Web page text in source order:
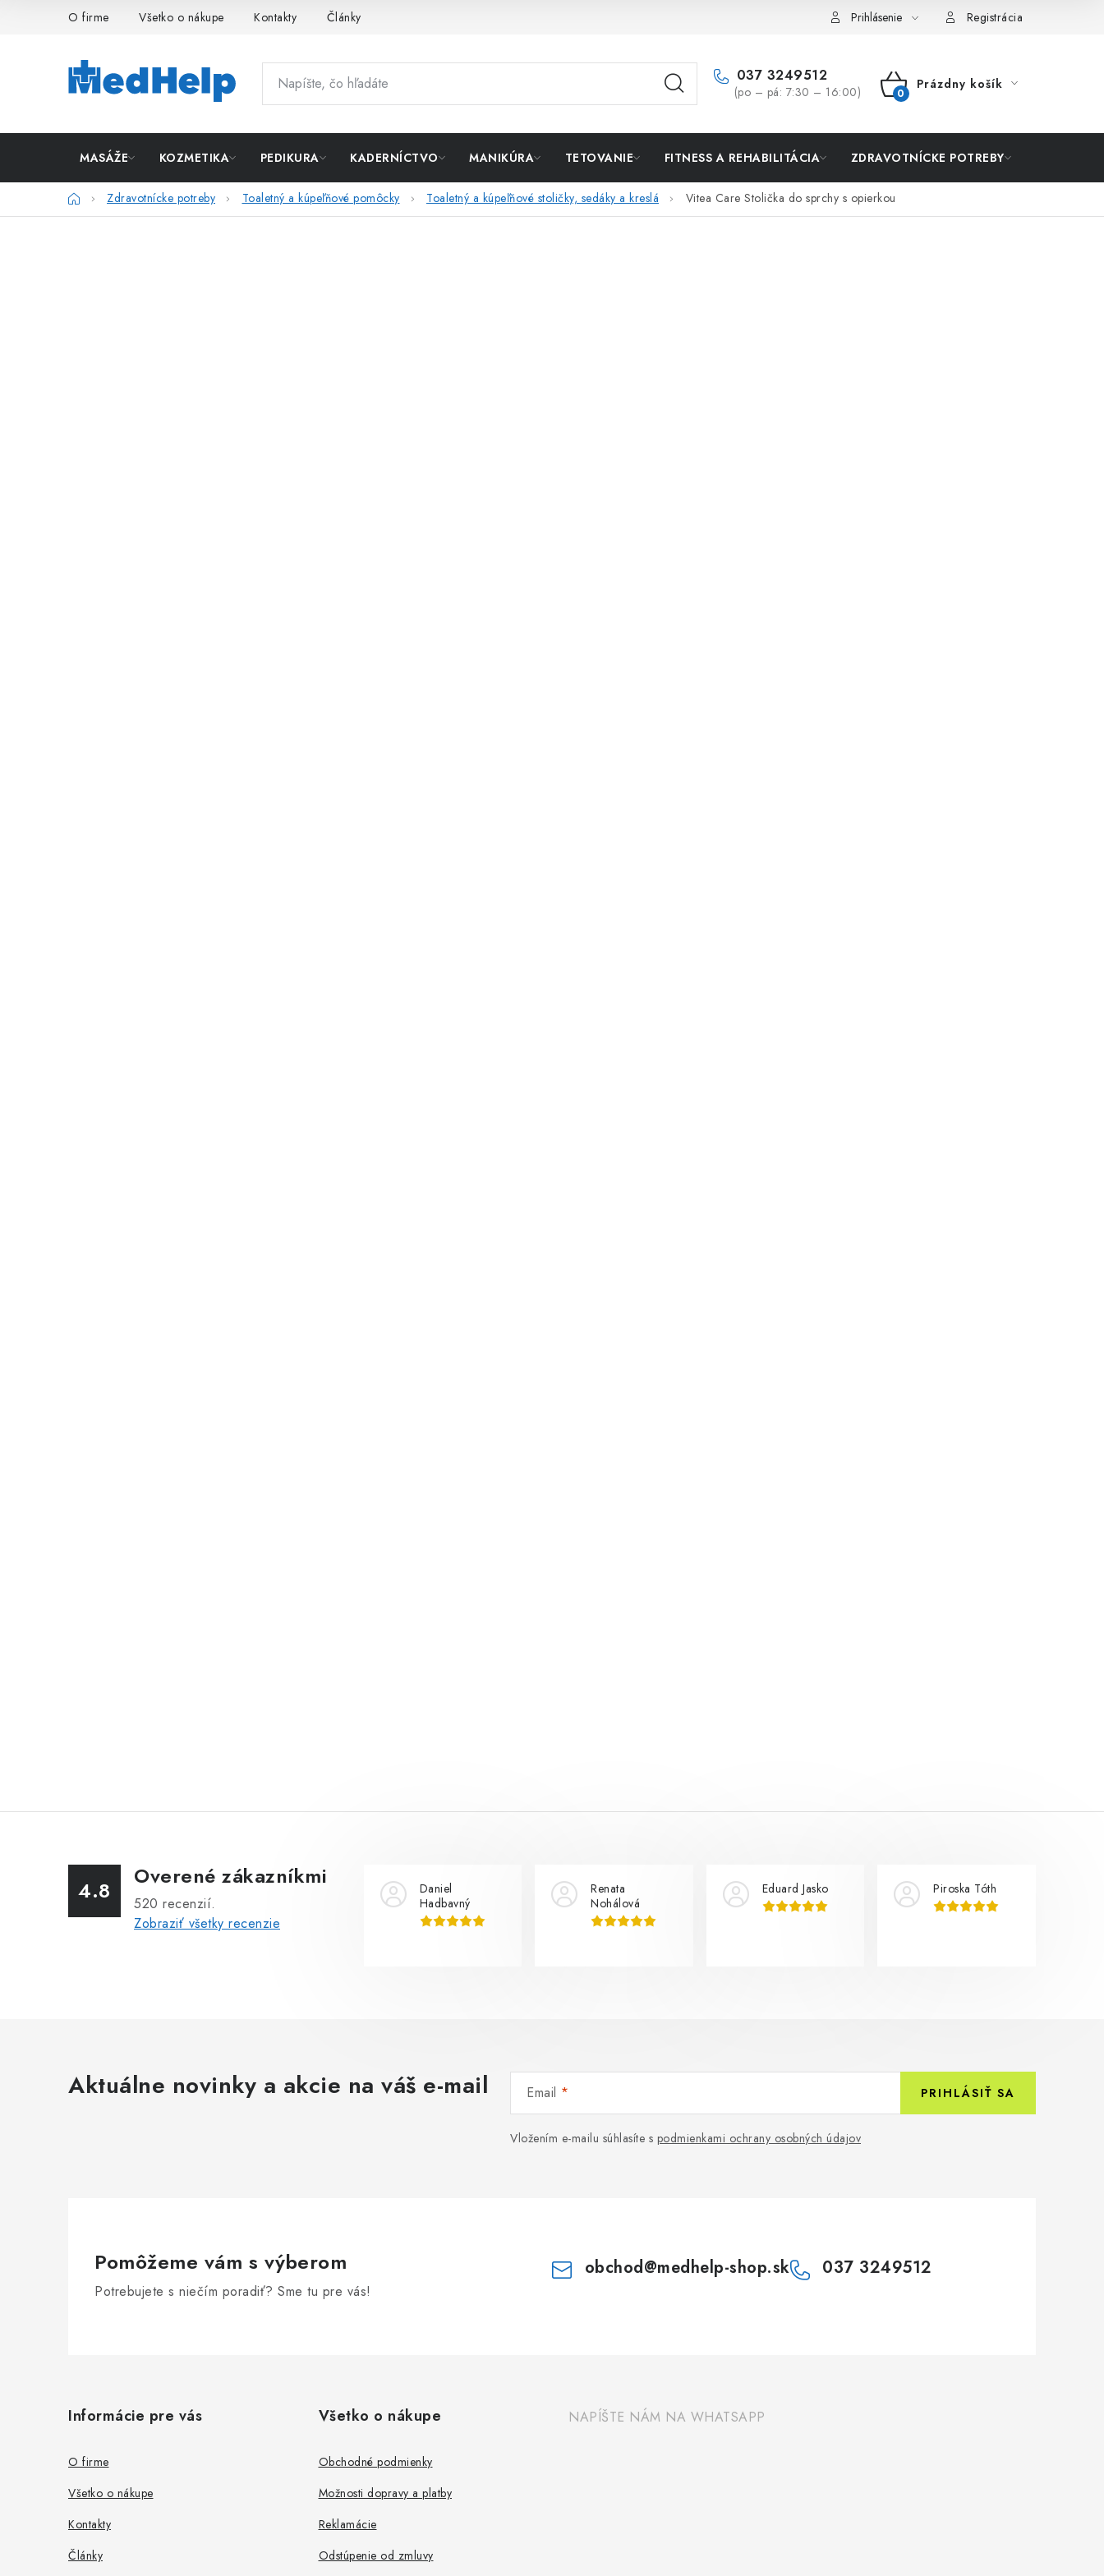
O firme Všetko o nákupe Kontakty Články Prihlásenie Registrácia
037 3249512
(po – pá: 7:30 – 16:00)
NÁKUPNÝ
Prázdny košík
MASÁŽE KOZMETIKA PEDIKURA KADERNÍCTVO MANIKÚRA TETOVANIE FITNESS A REHABILITÁCIA ZDRAVOTNÍCKE POTREBY
DomovZdravotnícke potreby Toaletný a kúpeľňové pomôcky Toaletný a kúpeľňové stoličky, sedáky a kreslá Vitea Care Stolička do sprchy s opierkou
4.8
Overené zákazníkmi
520 recenzií.
Zobraziť všetky recenzie
Daniel
Hadbavný
Renata
Nohálová
Eduard Jasko Piroska Tóth
Aktuálne novinky a akcie na váš e-mail Email
Vložením e-mailu súhlasíte s podmienkami ochrany osobných údajov
PRIHLÁSIŤ SA
Pomôžeme vám s výberom
Potrebujete s niečím poradiť? Sme tu pre vás!
obchod@medhelp-shop.sk 037 3249512
Informácie pre vás
O firme
Všetko o nákupe
Kontakty
Články
Všetko o nákupe
Obchodné podmienky
Možnosti dopravy a platby
Reklamácie
Odstúpenie od zmluvy
NAPÍŠTE NÁM NA WHATSAPP